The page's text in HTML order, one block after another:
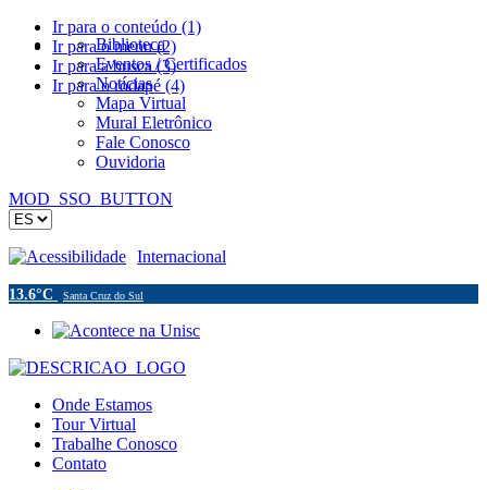
Ir para o conteúdo (1)
Ir para o menu (2)
Ir para a busca (3)
Ir para o rodapé (4)
Biblioteca
Eventos / Certificados
Notícias
Mapa Virtual
Mural Eletrônico
Fale Conosco
Ouvidoria
MOD_SSO_BUTTON
Acessibilidade Internacional
13.6°C Santa Cruz do Sul
Onde Estamos
Tour Virtual
Trabalhe Conosco
Contato